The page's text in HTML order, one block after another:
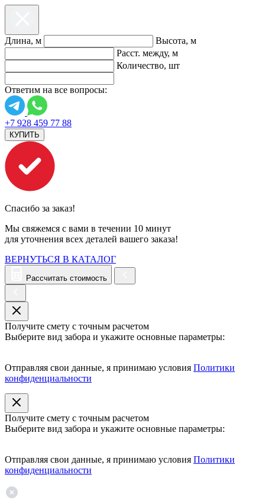
Длина, м
Высота, м
Расст. между, м
Количество, шт
Ответим на все вопросы:
+7 928 459 77 88
КУПИТЬ
Спасибо за заказ!
Мы свяжемся с вами в течении 10 минут
для уточнения всех деталей вашего заказа!
ВЕРНУТЬСЯ В КАТАЛОГ
Рассчитать стоимость
Получите смету с точным расчетом
Выберите вид забора и укажите основные параметры:
Отправляя свои данные, я принимаю условия Политики
конфиденциальности
Получите смету с точным расчетом
Выберите вид забора и укажите основные параметры:
Отправляя свои данные, я принимаю условия Политики
конфиденциальности